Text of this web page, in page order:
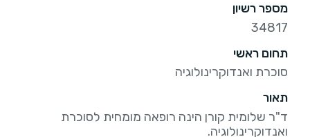
מספר רשיון
34817
תחום ראשי
סוכרת ואנדוקרינולוגיה
תאור
ד"ר שלומית קורן הינה רופאה מומחית לסוכרת